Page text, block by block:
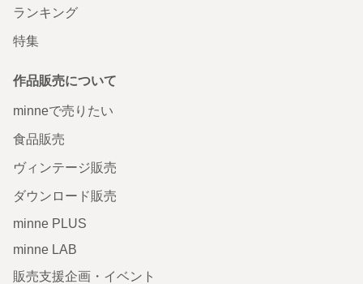
ランキング
特集
作品販売について
minneで売りたい
食品販売
ヴィンテージ販売
ダウンロード販売
minne PLUS
minne LAB
販売支援企画・イベント